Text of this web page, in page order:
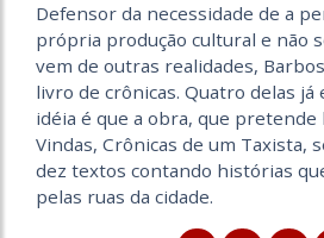
Defensor da necessidade de a
própria produção cultural e não
vem de outras realidades,
livro de crônicas. Quatro delas já
idéia é que a obra, que pretende
Vindas, Crônicas de um Taxista,
dez textos contando histórias
pelas ruas da cidade.